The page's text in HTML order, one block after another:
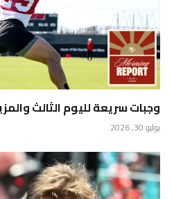
وجبات سريعة لليوم الثالث
يوليو 30, 2026